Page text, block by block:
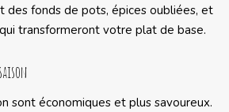
des fonds de pots, épices oubliées, et
transformeront votre plat de base.
sont économiques et plus savoureux.